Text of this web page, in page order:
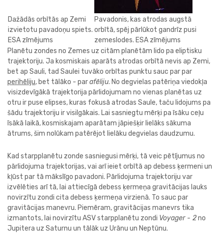
Dažādās orbītās ap Zemi
izvietotu pavadoņu spiets.
ESA zīmējums
Pavadonis, kas atrodas augstā
orbītā, spēj pārlūkot gandrīz pusi
zemeslodes. ESA zīmējums
Planētu zondes no Zemes uz citām planētām lido pa eliptisku
trajektoriju. Ja kosmiskais aparāts atrodas orbītā nevis ap Zemi,
bet ap Sauli, tad Saulei tuvāko orbītas punktu sauc par par
perihēliju, bet tālāko - parafēliju. No degvielas patēriņa viedokļa
visizdevīgākā trajektorija pārlidojumam no vienas planētas uz
otru ir puse elipses, kuras fokusā atrodas Saule, taču lidojums pa
šādu trajektoriju ir visilgākais. Lai sasniegtu mērķi pa īsāku ceļu
īsākā laikā, kosmiskajam aparātam jāpiešķir lielāks sākuma
ātrums, šim nolūkam patērējot lielāku degvielas daudzumu.
​Kad starpplanētu zonde sasniegusi mērķi, tā veic pētījumus no
pārlidojuma trajektorijas, vai arī ieiet orbītā ap debess ķermeni un
kļūst par tā mākslīgo pavadoni. Pārlidojuma trajektoriju var
izvēlēties arī tā, lai attiecīgā debess ķermeņa gravitācijas lauks
novirzītu zondi cita debess ķermeņa virzienā. To sauc par
gravitācijas manevru. Piemēram, gravitācijas manevrs tika
izmantots, lai novirzītu ASV starpplanētu zondi Voyager - 2no
Jupitera uz Saturnu un tālāk uz Urānu un Neptūnu.